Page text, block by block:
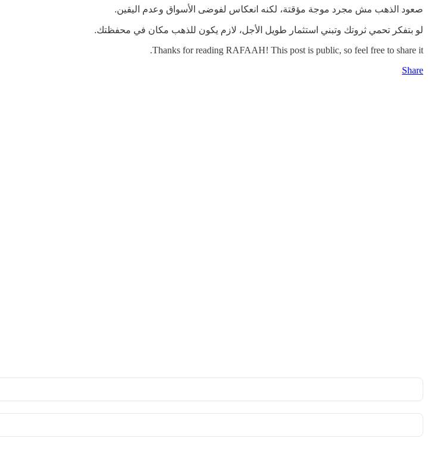
صعود الذهب مش مجرد موجة مؤقتة، لكنه انعكاس لفوضى الأسواق وعدم اليقين.
لو بتفكر تحمي ثروتك وتبني استثمار طويل الأجل، لازم يكون للذهب مكان في محفظتك.
Thanks for reading RAFAAH! This post is public, so feel free to share it.
Share